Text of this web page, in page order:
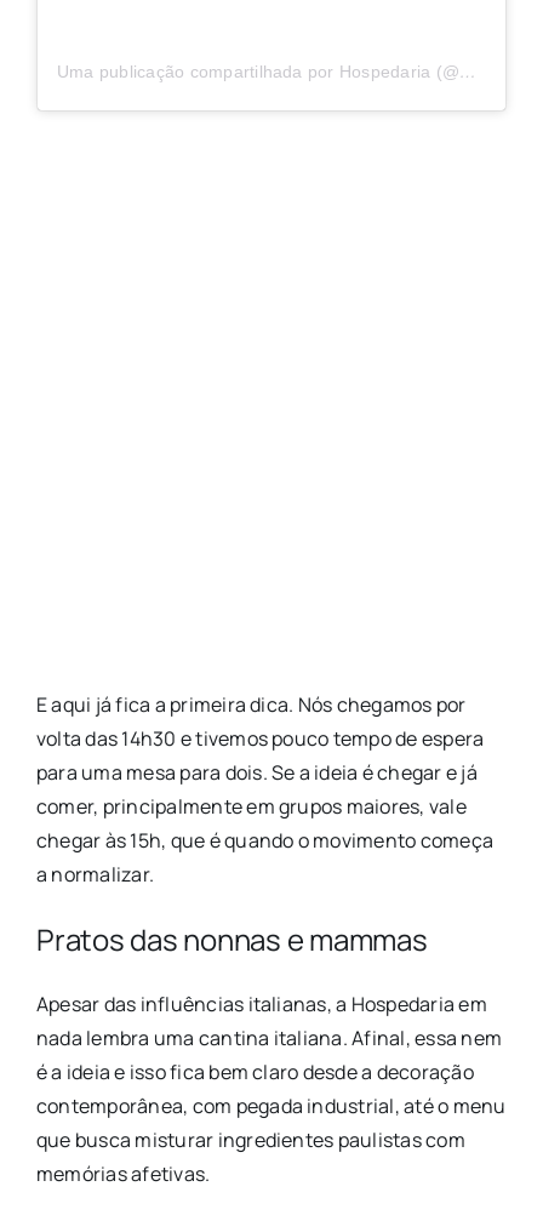
Uma publicação compartilhada por Hospedaria (@hospedariasp)
E aqui já fica a primeira dica. Nós chegamos por
volta das 14h30 e tivemos pouco tempo de espera
para uma mesa para dois. Se a ideia é chegar e já
comer, principalmente em grupos maiores, vale
chegar às 15h, que é quando o movimento começa
a normalizar.
Pratos das nonnas e mammas
Apesar das influências italianas, a Hospedaria em
nada lembra uma cantina italiana. Afinal, essa nem
é a ideia e isso fica bem claro desde a decoração
contemporânea, com pegada industrial, até o menu
que busca misturar ingredientes paulistas com
memórias afetivas.